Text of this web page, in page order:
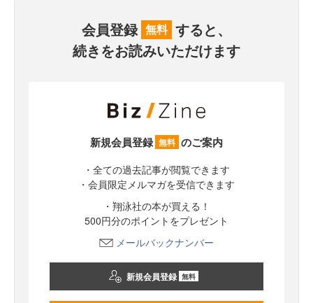
会員登録 無料 すると、
続きをお読みいただけます
新規会員登録 無料 のご案内
・全ての過去記事が閲覧できます
・会員限定メルマガを受信できます
・翔泳社の本が買える！
500円分のポイントをプレゼント
メールバックナンバー
新規会員登録 無料